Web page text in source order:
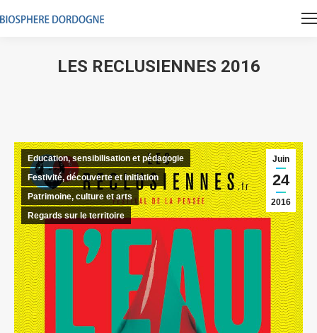
LES RECLUSIENNES 2016
Juin
24
2016
Education, sensibilisation et pédagogie
Festivité, découverte et initiation
Patrimoine, culture et arts
Regards sur le territoire